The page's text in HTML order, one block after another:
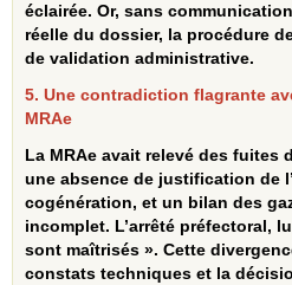
éclairée. Or, sans
réelle du dossier, la procédure
de validation administrative.
5. Une contradiction flagrante
MRAe
La MRAe avait relevé des fuites
une absence de justification de
cogénération, et un bilan des
incomplet. L’arrêté préfectoral,
sont maîtrisés ». Cette
constats techniques et la